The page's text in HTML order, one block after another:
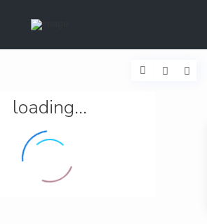
loading...